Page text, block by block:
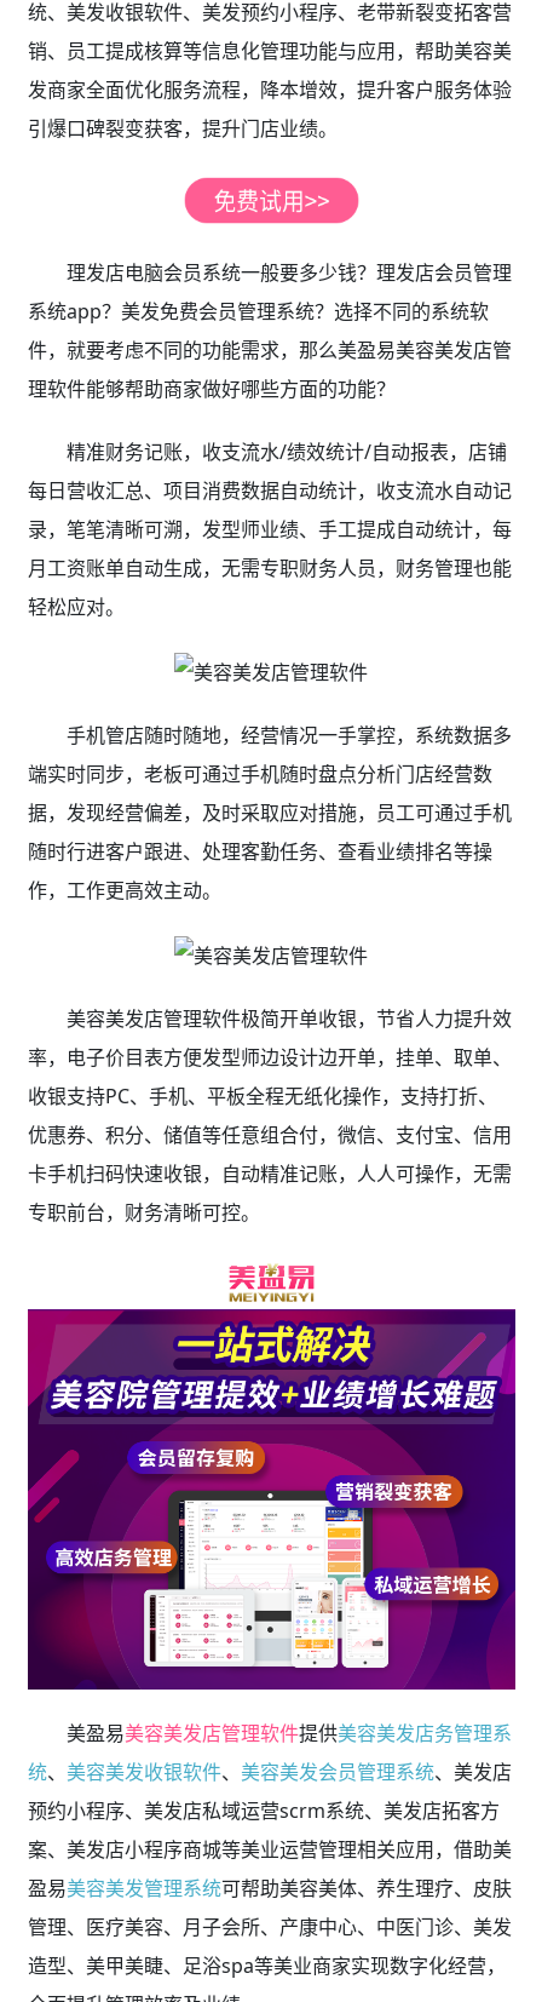
统、美发收银软件、美发预约小程序、老带新裂变拓客营
销、员工提成核算等信息化管理功能与应用，帮助美容美
发商家全面优化服务流程，降本增效，提升客户服务体验
引爆口碑裂变获客，提升门店业绩。
理发店电脑会员系统一般要多少钱？理发店会员管理
系统app？美发免费会员管理系统？选择不同的系统软
件，就要考虑不同的功能需求，那么美盈易美容美发店管
理软件能够帮助商家做好哪些方面的功能？
精准财务记账，收支流水/绩效统计/自动报表，店铺
每日营收汇总、项目消费数据自动统计，收支流水自动记
录，笔笔清晰可溯，发型师业绩、手工提成自动统计，每
月工资账单自动生成，无需专职财务人员，财务管理也能
轻松应对。
手机管店随时随地，经营情况一手掌控，系统数据多
端实时同步，老板可通过手机随时盘点分析门店经营数
据，发现经营偏差，及时采取应对措施，员工可通过手机
随时行进客户跟进、处理客勤任务、查看业绩排名等操
作，工作更高效主动。
美容美发店管理软件极简开单收银，节省人力提升效
率，电子价目表方便发型师边设计边开单，挂单、取单、
收银支持PC、手机、平板全程无纸化操作，支持打折、
优惠券、积分、储值等任意组合付，微信、支付宝、信用
卡手机扫码快速收银，自动精准记账，人人可操作，无需
专职前台，财务清晰可控。
美盈易美容美发店管理软件提供美容美发店务管理系
统、 美容美发收银软件、 美容美发会员管理系统、美发店
预约小程序、美发店私域运营scrm系统、美发店拓客方
案、美发店小程序商城等美业运营管理相关应用，借助美
盈易美容美发管理系统可帮助美容美体、养生理疗、皮肤
管理、医疗美容、月子会所、产康中心、中医门诊、美发
造型、美甲美睫、足浴spa等美业商家实现数字化经营，